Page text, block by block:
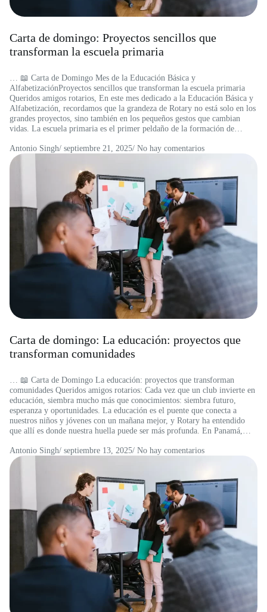
Carta de domingo: Proyectos sencillos que
transforman la escuela primaria
… 📖 Carta de Domingo Mes de la Educación Básica y
AlfabetizaciónProyectos sencillos que transforman la escuela primaria
Queridos amigos rotarios, En este mes dedicado a la Educación Básica y
Alfabetización, recordamos que la grandeza de Rotary no está solo en los
grandes proyectos, sino también en los pequeños gestos que cambian
vidas. La escuela primaria es el primer peldaño de la formación de…
Antonio Singh/ septiembre 21, 2025/ No hay comentarios
Carta de domingo: La educación: proyectos que
transforman comunidades
… 📖 Carta de Domingo La educación: proyectos que transforman
comunidades Queridos amigos rotarios: Cada vez que un club invierte en
educación, siembra mucho más que conocimientos: siembra futuro,
esperanza y oportunidades. La educación es el puente que conecta a
nuestros niños y jóvenes con un mañana mejor, y Rotary ha entendido
que allí es donde nuestra huella puede ser más profunda. En Panamá,…
Antonio Singh/ septiembre 13, 2025/ No hay comentarios